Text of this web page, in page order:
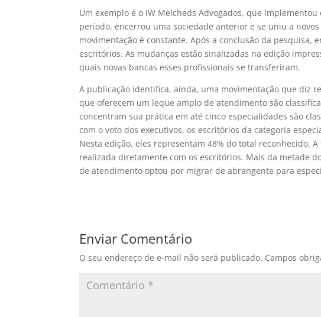
Um exemplo é o IW Melcheds Advogados, que
período, encerrou uma sociedade anterior e se uniu a
movimentação é constante. Após a conclusão da pesquisa,
escritórios. As mudanças estão sinalizadas na edição
quais novas bancas esses profissionais se transferiram.
A publicação identifica, ainda, uma movimentação que diz
que oferecem um leque amplo de atendimento são
concentram sua prática em até cinco especialidades são
com o voto dos executivos, os escritórios da categoria
Nesta edição, eles representam 48% do total reconhecido.
realizada diretamente com os escritórios. Mais da metade
de atendimento optou por migrar de abrangente para
Enviar Comentário
O seu endereço de e-mail não será publicado. Campos